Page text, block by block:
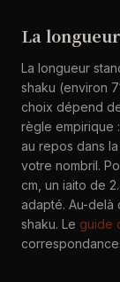
La
La longueur
shaku (environ
choix dépend
règle empirique
au repos dans
votre nombril.
cm, un iaito de
adapté. Au-delà
shaku. Le guide